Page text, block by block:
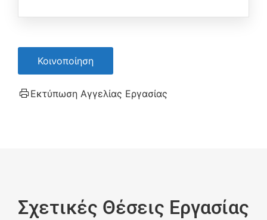
Κοινοποίηση
Εκτύπωση Αγγελίας Εργασίας
Σχετικές Θέσεις Εργασίας